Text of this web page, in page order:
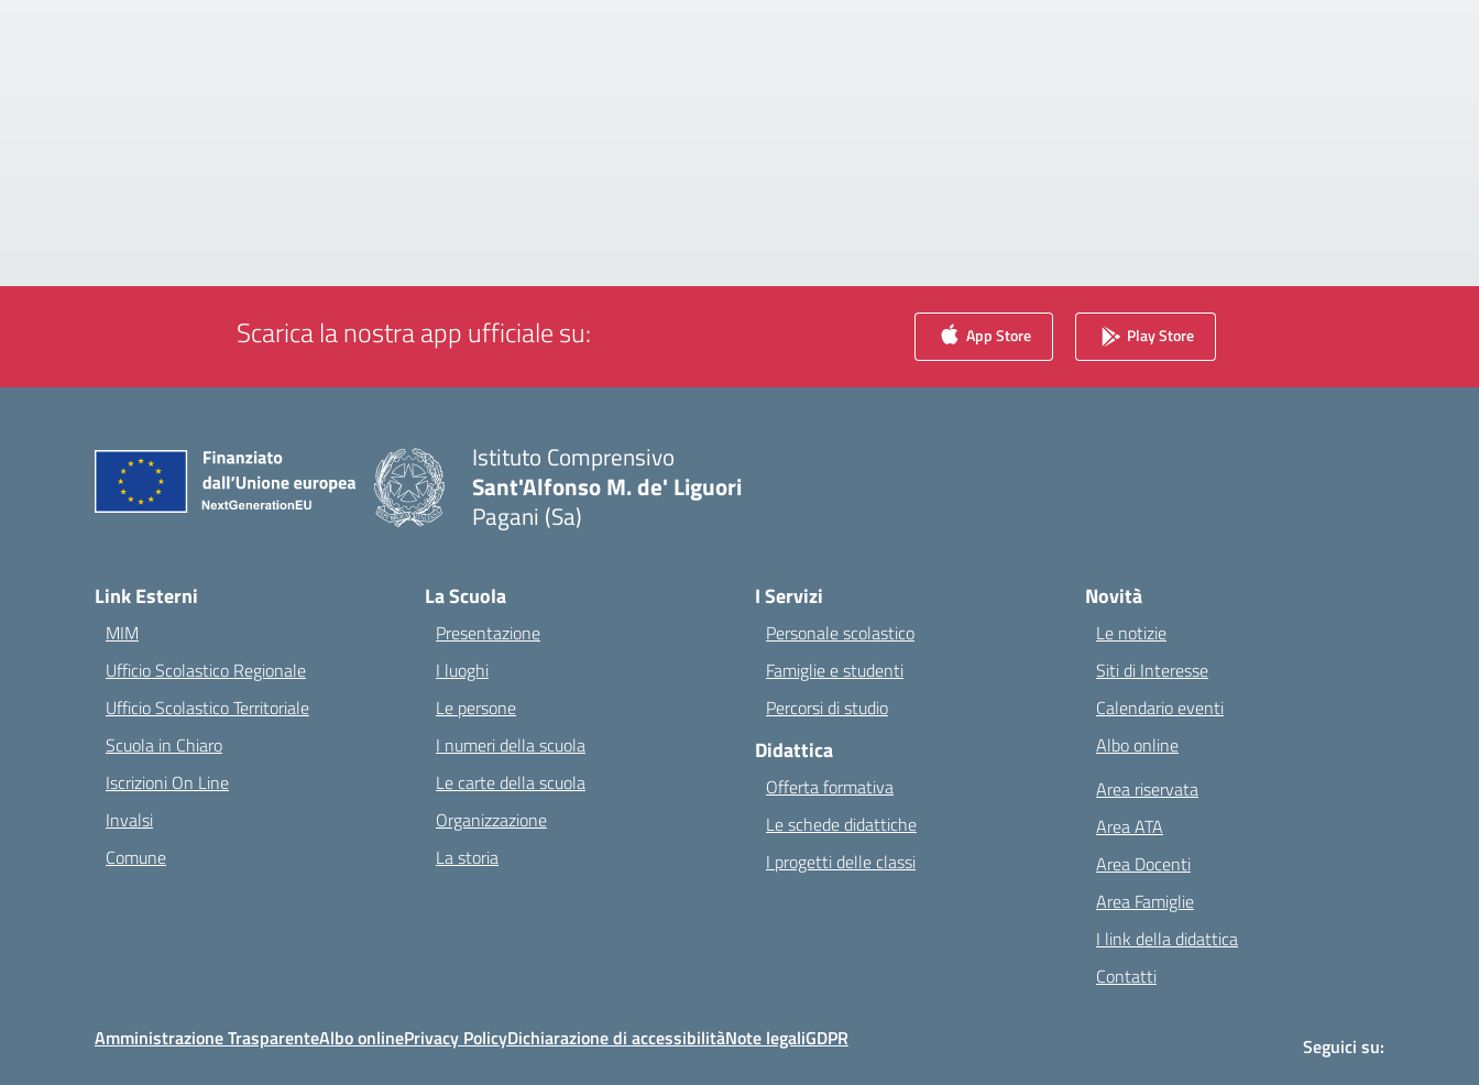
Scarica la nostra app ufficiale su: App Store Play Store
Istituto Comprensivo
Sant'Alfonso M. de' Liguori
Pagani (Sa)
Link Esterni
MIM
Ufficio Scolastico Regionale
Ufficio Scolastico Territoriale
Scuola in Chiaro
Iscrizioni On Line
Invalsi
Comune
La Scuola
Presentazione
I luoghi
Le persone
I numeri della scuola
Le carte della scuola
Organizzazione
La storia
I Servizi
Personale scolastico
Famiglie e studenti
Percorsi di studio
Didattica
Offerta formativa
Le schede didattiche
I progetti delle classi
Novità
Le notizie
Siti di Interesse
Calendario eventi
Albo online
Area riservata
Area ATA
Area Docenti
Area Famiglie
I link della didattica
Contatti
Amministrazione TrasparenteAlbo onlinePrivacy PolicyDichiarazione di accessibilitàNote legaliGDPR Seguici su: